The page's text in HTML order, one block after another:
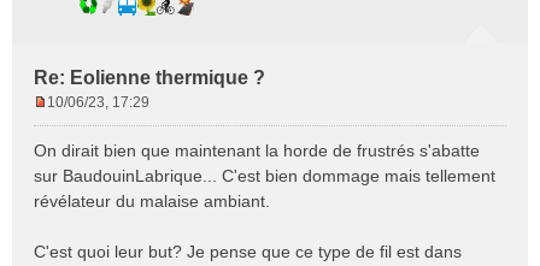
Re: Eolienne thermique ?
s
s
a
e
10/06/23, 17:29
On dirait bien que maintenant la horde de frustrés s'abatte
sur BaudouinLabrique... C'est bien dommage mais tellement
révélateur du malaise ambiant.
C'est quoi leur but? Je pense que ce type de fil est dans